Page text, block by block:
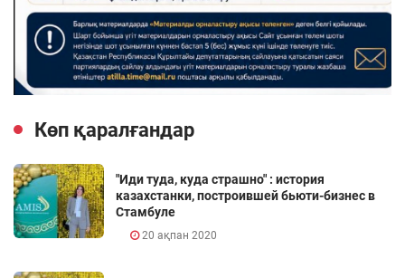
Көп қаралғандар
"Иди туда, куда страшно" : история
казахстанки, построившей бьюти-бизнес в
Стамбуле
20 ақпан 2020